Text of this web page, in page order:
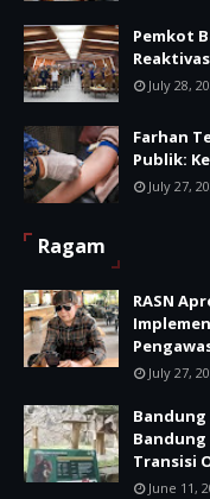
Pemkot
July 28,
Farhan
Publik:
July 27,
Ragam
RASN
July 27,
Bandung
Bandung
Transisi
June 11,